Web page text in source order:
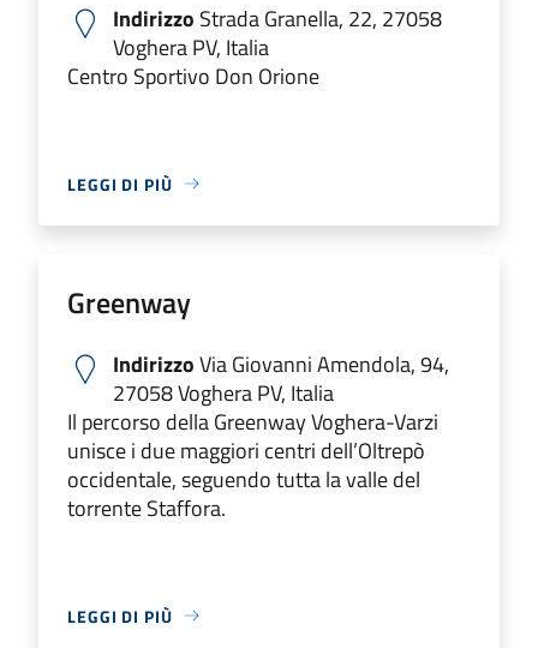
Indirizzo Strada Granella, 22, 27058
Voghera PV, Italia
Centro Sportivo Don Orione
LEGGI DI PIÙ
Greenway
IndirizzoVia Giovanni Amendola, 94,
27058 Voghera PV, Italia
Il percorso della Greenway Voghera-Varzi
unisce i due maggiori centri dell’Oltrepò
occidentale, seguendo tutta la valle del
torrente Staffora.
LEGGI DI PIÙ